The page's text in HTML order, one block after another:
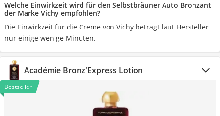
Welche Einwirkzeit wird für den Selbstbräuner Auto Bronzant
der Marke Vichy empfohlen?
Die Einwirkzeit für die Creme von Vichy beträgt laut Hersteller
nur einige wenige Minuten.
Académie Bronz'Express Lotion
Bestseller